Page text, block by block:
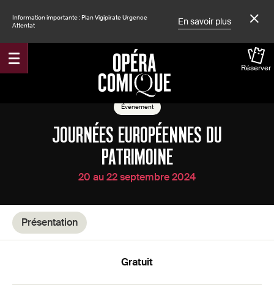
Information importante : Plan Vigipirate Urgence
Attentat
En savoir plus
Réserver
Accueil
Événement
JOURNÉES EUROPÉENNES DU
PATRIMOINE
20 au 22 septembre 2024
Présentation
Gratuit